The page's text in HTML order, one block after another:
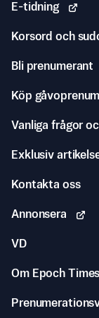
E-tidning
Korsord och
Bli prenumerant
Köp
Vanliga frågor
Exklusiv
Kontakta oss
Annonsera
VD
Om Epoch Times